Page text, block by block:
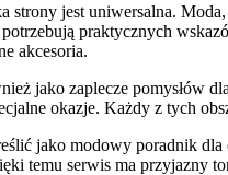
strony jest uniwersalna.
praktycznych
akcesoria.
jako zaplecze pomysłów
okazje. Każdy z tych
jako modowy poradnik
temu serwis ma przyjazny